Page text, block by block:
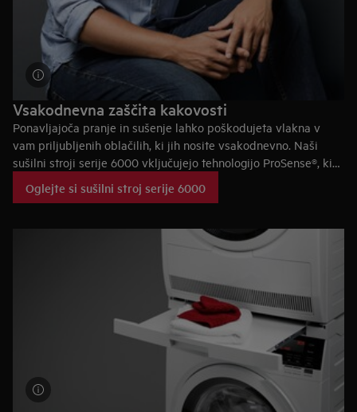
Vsakodnevna zaščita kakovosti
Ponavljajoča pranje in sušenje lahko poškodujeta vlakna v
vam priljubljenih oblačilih, ki jih nosite vsakodnevno. Naši
sušilni stroji serije 6000 vključujejo tehnologijo ProSense®, ki
prilagoditev časa sušenja in porabe energije za vsako količino
prilubljena oblačila niso nikoli preveč posušena in da ohranijo
izgled in prijeten otip program za programom.
Oglejte si sušilni stroj serije 6000